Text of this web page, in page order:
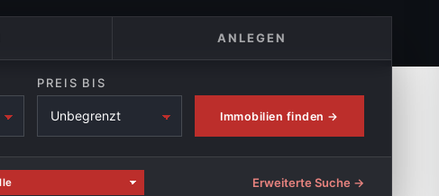
ANLEGEN
PREIS BIS
Immobilien finden →
Erweiterte Suche →